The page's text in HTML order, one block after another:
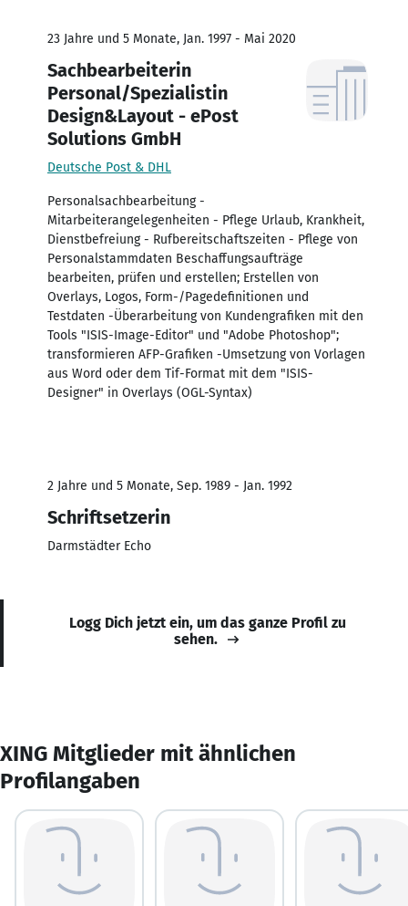
23 Jahre und 5 Monate, Jan. 1997 - Mai 2020
Sachbearbeiterin
Personal/Spezialistin
Design&Layout - ePost
Solutions GmbH
Deutsche Post & DHL
Personalsachbearbeitung -
Mitarbeiterangelegenheiten - Pflege Urlaub, Krankheit,
Dienstbefreiung - Rufbereitschaftszeiten - Pflege von
Personalstammdaten Beschaffungsaufträge
bearbeiten, prüfen und erstellen; Erstellen von
Overlays, Logos, Form-/Pagedefinitionen und
Testdaten -Überarbeitung von Kundengrafiken mit den
Tools "ISIS-Image-Editor" und "Adobe Photoshop";
transformieren AFP-Grafiken -Umsetzung von Vorlagen
aus Word oder dem Tif-Format mit dem "ISIS-
Designer" in Overlays (OGL-Syntax)
2 Jahre und 5 Monate, Sep. 1989 - Jan. 1992
Schriftsetzerin
Darmstädter Echo
Logg Dich jetzt ein, um das ganze Profil zu
sehen.
XING Mitglieder mit ähnlichen
Profilangaben